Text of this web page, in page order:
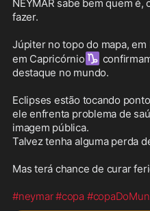
NEYMAR sabe bem quem é,
fazer.
Júpiter no topo do mapa,
em Capricórnio ♑
destaque no mundo.
Eclipses estão tocando
ele enfrenta problema de
imagem pública.
Talvez tenha alguma perda
Mas terá chance de curar
#neymar#copa